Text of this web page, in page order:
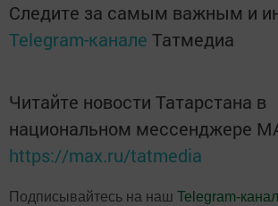
Следите за самым важным и
Telegram-канале Татмедиа
Читайте новости Татарстана в
национальном мессенджере
https://max.ru/tatmedia
Подписывайтесь на наш Telegram-канал